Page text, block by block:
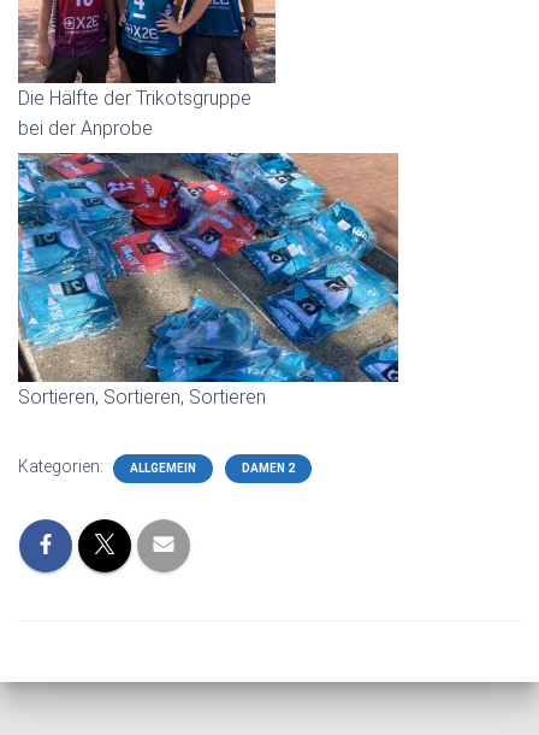
Die Hälfte der Trikotsgruppe
bei der Anprobe
Sortieren, Sortieren, Sortieren
Kategorien: ALLGEMEIN DAMEN 2